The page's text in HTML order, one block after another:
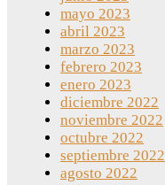
mayo 2023
abril 2023
marzo 2023
febrero 2023
enero 2023
diciembre 2022
noviembre 2022
octubre 2022
septiembre 2022
agosto 2022